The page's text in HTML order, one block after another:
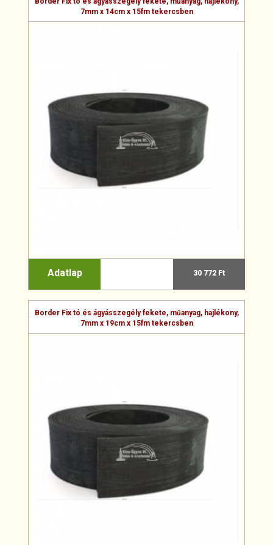
7mm x 14cm x 15fm tekercsben
Adatlap 30 772 Ft
Border Fix tó és ágyásszegély fekete, műanyag, hajlékony,
7mm x 19cm x 15fm tekercsben